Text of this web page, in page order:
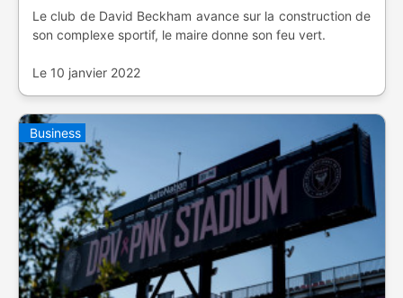
Le club de David Beckham avance sur la construction de
son complexe sportif, le maire donne son feu vert.
Le 10 janvier 2022
Business